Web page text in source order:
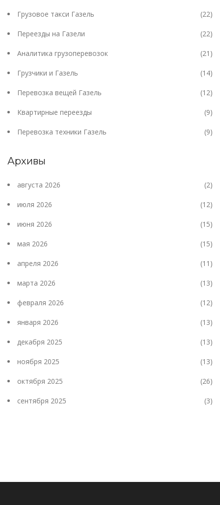
Грузовое такси Газель (22)
Переезды на Газели (22)
Аналитика грузоперевозок (21)
Грузчики и Газель (14)
Перевозка вещей Газель (12)
Квартирные переезды (9)
Перевозка техники Газель (9)
Архивы
августа 2026 (2)
июля 2026 (12)
июня 2026 (15)
мая 2026 (15)
апреля 2026 (11)
марта 2026 (13)
февраля 2026 (12)
января 2026 (13)
декабря 2025 (13)
ноября 2025 (13)
октября 2025 (26)
сентября 2025 (3)